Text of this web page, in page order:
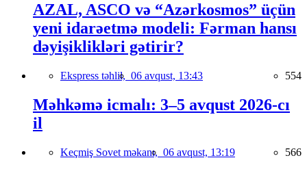
AZAL, ASCO və “Azərkosmos” üçün
yeni idarəetmə modeli: Fərman hansı
dəyişiklikləri gətirir?
Ekspress təhlil, 06 avqust, 13:43 554
Məhkəmə icmalı: 3–5 avqust 2026-cı
il
Keçmiş Sovet məkanı, 06 avqust, 13:19 566